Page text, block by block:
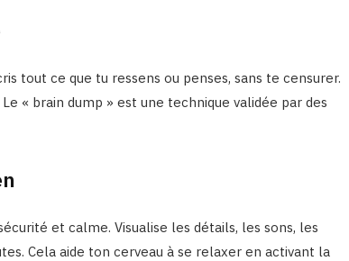
tout ce que tu ressens ou penses, sans te censurer.
« brain dump » est une technique validée par des
et calme. Visualise les détails, les sons, les
Cela aide ton cerveau à se relaxer en activant la